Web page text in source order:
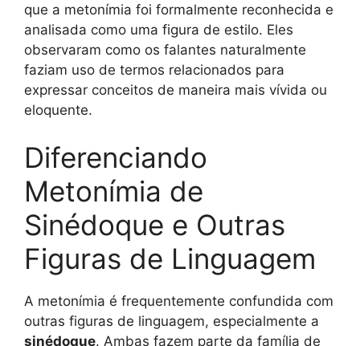
que a metonímia foi formalmente reconhecida e
analisada como uma figura de estilo. Eles
observaram como os falantes naturalmente
faziam uso de termos relacionados para
expressar conceitos de maneira mais vívida ou
eloquente.
Diferenciando
Metonímia de
Sinédoque e Outras
Figuras de Linguagem
A metonímia é frequentemente confundida com
outras figuras de linguagem, especialmente a
sinédoque. Ambas fazem parte da família de